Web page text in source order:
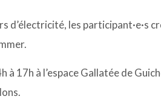
les participant·e·s
à 17h à l’espace Gallatée de